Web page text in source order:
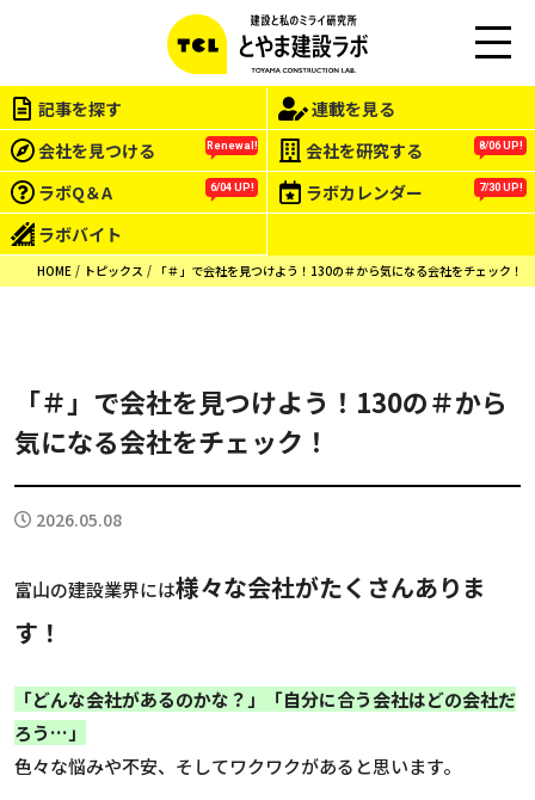
EN
記事を探す
連載を見る
会社を見つける
Renewal! 会社を研究する 8/06 UP!
ラボQ＆A 6/04 UP! ラボカレンダー 7/30 UP!
ラボバイト
HOME トピックス 「＃」で会社を見つけよう！130の＃から気になる会社をチェック！
「＃」で会社を見つけよう！130の＃から
気になる会社をチェック！
2026.05.08
富山の建設業界には様々な会社がたくさんありま
す！
「どんな会社があるのかな？」「自分に合う会社はどの会社だ
ろう…」
色々な悩みや不安、そしてワクワクがあると思います。